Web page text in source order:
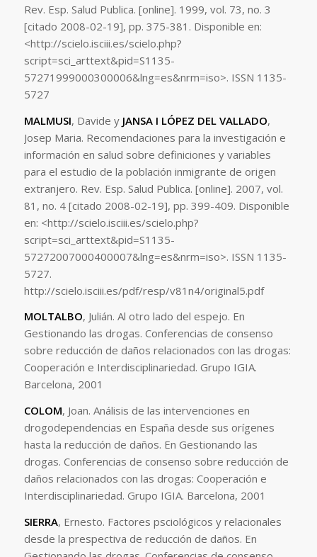
Rev. Esp. Salud Publica. [online]. 1999, vol. 73, no. 3
[citado 2008-02-19], pp. 375-381. Disponible en:
<http://scielo.isciii.es/scielo.php?
script=sci_arttext&pid=S1135-
57271999000300006&lng=es&nrm=iso>. ISSN 1135-
5727
MALMUSI, Davide y JANSA I LÓPEZ DEL VALLADO,
Josep Maria. Recomendaciones para la investigación e
información en salud sobre definiciones y variables
para el estudio de la población inmigrante de origen
extranjero. Rev. Esp. Salud Publica. [online]. 2007, vol.
81, no. 4 [citado 2008-02-19], pp. 399-409. Disponible
en: <http://scielo.isciii.es/scielo.php?
script=sci_arttext&pid=S1135-
57272007000400007&lng=es&nrm=iso>. ISSN 1135-
5727.
http://scielo.isciii.es/pdf/resp/v81n4/original5.pdf
MOLTALBO, Julián. Al otro lado del espejo. En
Gestionando las drogas. Conferencias de consenso
sobre reducción de daños relacionados con las drogas:
Cooperación e Interdisciplinariedad. Grupo IGIA.
Barcelona, 2001
COLOM, Joan. Análisis de las intervenciones en
drogodependencias en España desde sus orígenes
hasta la reducción de daños. En Gestionando las
drogas. Conferencias de consenso sobre reducción de
daños relacionados con las drogas: Cooperación e
Interdisciplinariedad. Grupo IGIA. Barcelona, 2001
SIERRA, Ernesto. Factores psciológicos y relacionales
desde la prespectiva de reducción de daños. En